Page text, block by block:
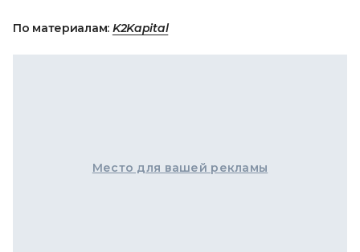
По материалам: K2Kapital
Место для вашей рекламы